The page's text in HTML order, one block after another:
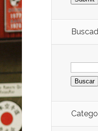
Buscar: